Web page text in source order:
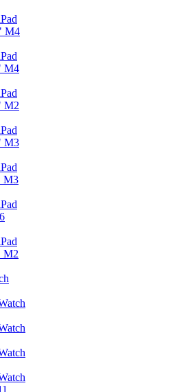
M4
M4
M2
M3
M3
M2